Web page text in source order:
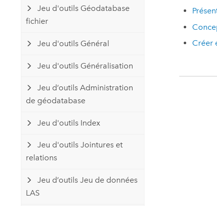
Jeu d'outils Géodatabase
fichier
Jeu d'outils Général
Jeu d'outils Généralisation
Jeu d’outils Administration
de géodatabase
Jeu d'outils Index
Jeu d'outils Jointures et
relations
Jeu d’outils Jeu de données
LAS
Créer